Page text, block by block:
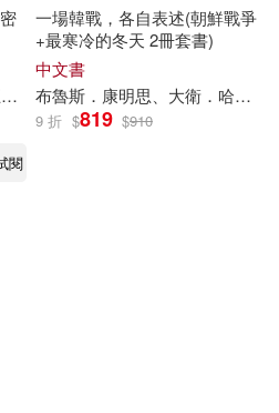
可海外宅配(4)
閱
一場韓戰，各自表述(朝鮮戰爭
+最寒冷的冬天 2冊套書)
中文書
布魯斯．康明思、 大衛 ． 哈伯斯坦
9 折 $819 $910